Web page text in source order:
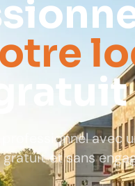
avec
et sans